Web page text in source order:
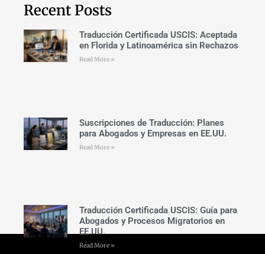
Recent Posts
Traducción Certificada USCIS: Aceptada
en Florida y Latinoamérica sin Rechazos
Read More »
Suscripciones de Traducción: Planes
para Abogados y Empresas en EE.UU.
Read More »
Traducción Certificada USCIS: Guía para
Abogados y Procesos Migratorios en
EE.UU.
Read More »